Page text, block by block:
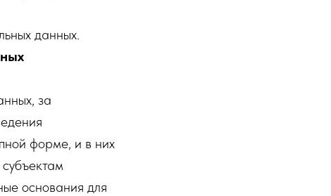
данных.
за
форме, и в них
основания для